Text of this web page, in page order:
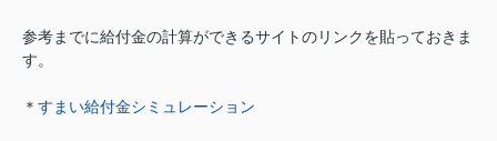
参考までに給付金の計算ができるサイトのリンクを貼っておきま
す。
＊ すまい給付金シミュレーション